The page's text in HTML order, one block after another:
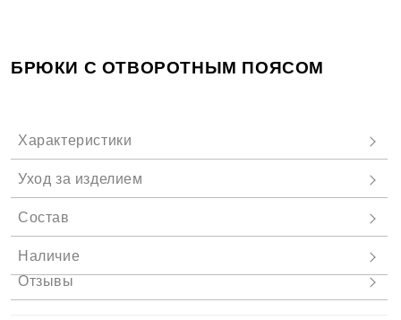
БРЮКИ С ОТВОРОТНЫМ ПОЯСОМ